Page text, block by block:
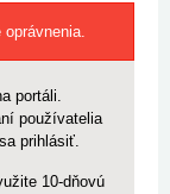
portáli.
používatelia
prihlásiť.
10-dňovú